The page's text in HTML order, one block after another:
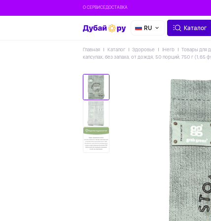
О СЕРВИСЕДОСТАВКА
RU Каталог
Главная Каталог Здоровье IHerb Товары для
капсулах, без запаха, от дождя, 50 порций, 750 г (1,65